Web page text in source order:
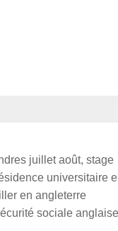
juillet août, stage
universitaire
en angleterre
sociale